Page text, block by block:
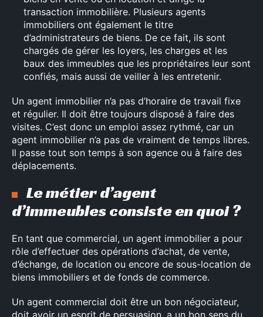
transaction immobilière. Plusieurs agents
immobiliers ont également le titre
d’administrateurs de biens. De ce fait, ils sont
chargés de gérer les loyers, les charges et les
baux des immeubles que les propriétaires leur sont
confiés, mais aussi de veiller à les entretenir.
Un agent immobilier n’a pas d’horaire de travail fixe
et régulier. Il doit être toujours disposé à faire des
visites. C’est donc un emploi assez rythmé, car un
agent immobilier n’a pas de vraiment de temps libres.
Il passe tout son temps à son agence ou à faire des
déplacements.
Le métier d’agent
d’immeubles consiste en quoi ?
En tant que commercial, un agent immobilier a pour
rôle d’effectuer des opérations d’achat, de vente,
d’échange, de location ou encore de sous-location de
biens immobiliers et de fonds de commerce.
Un agent commercial doit être un bon négociateur,
doit avoir un esprit de persuasion, a un bon sens du